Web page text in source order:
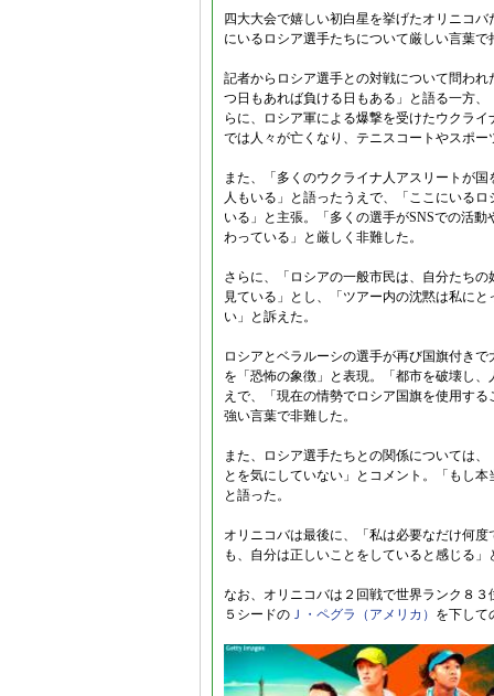
四大大会で嬉しい初白星を挙げたオリニコ
にいるロシア選手たちについて厳しい言葉で
記者からロシア選手との対戦について問わ
つ日もあれば負ける日もある」と語る一方
らに、ロシア軍による爆撃を受けたウクラ
では人々が亡くなり、テニスコートやスポー
また、「多くのウクライナ人アスリートが
人もいる」と語ったうえで、「ここにいる
いる」と主張。「多くの選手がSNSでの活
わっている」と厳しく非難した。
さらに、「ロシアの一般市民は、自分たち
見ている」とし、「ツアー内の沈黙は私に
い」と訴えた。
ロシアとベラルーシの選手が再び国旗付き
を「恐怖の象徴」と表現。「都市を破壊し
えで、「現在の情勢でロシア国旗を使用す
強い言葉で非難した。
また、ロシア選手たちとの関係については
とを気にしていない」とコメント。「もし
と語った。
オリニコバは最後に、「私は必要なだけ何
も、自分は正しいことをしていると感じる」
なお、オリニコバは２回戦で世界ランク８３
５シードの Ｊ・ペグラ（アメリカ） を下して